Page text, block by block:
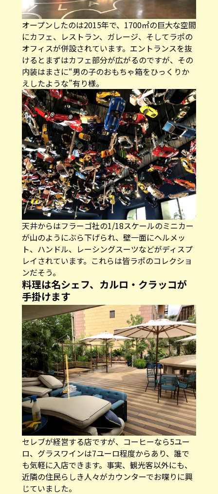
オープンしたのは2015年で、1700㎡の巨大な空間
にカフェ、レストラン、ガレージ、そしてラポの
オフィスが併設されています。エントランスを抜
けるとまずはカフェ部分が広がるのですが、その
内装はまさに“男の子のおもちゃ箱をひっくりか
えしたような”有り様。
天井からはフラーゴ社の1/18スケールのミニカー
が山のようにぶら下げられ、壁一面にヘルメッ
ト、ハンドル、レーシングスーツなどがディスプ
レイされています。これらは皆ラポのコレクショ
ンだそう。
料理は名シェフ、カルロ・クラッコが
手掛けます
セレブが経営する店ですが、コーヒーなら5ユー
ロ、グラスワインは7ユーロ程度からあり、誰で
も気軽に入店できます。事実、観光客以外にも、
近隣の住民らしき人々がカウンターでお喋りに興
じていました。